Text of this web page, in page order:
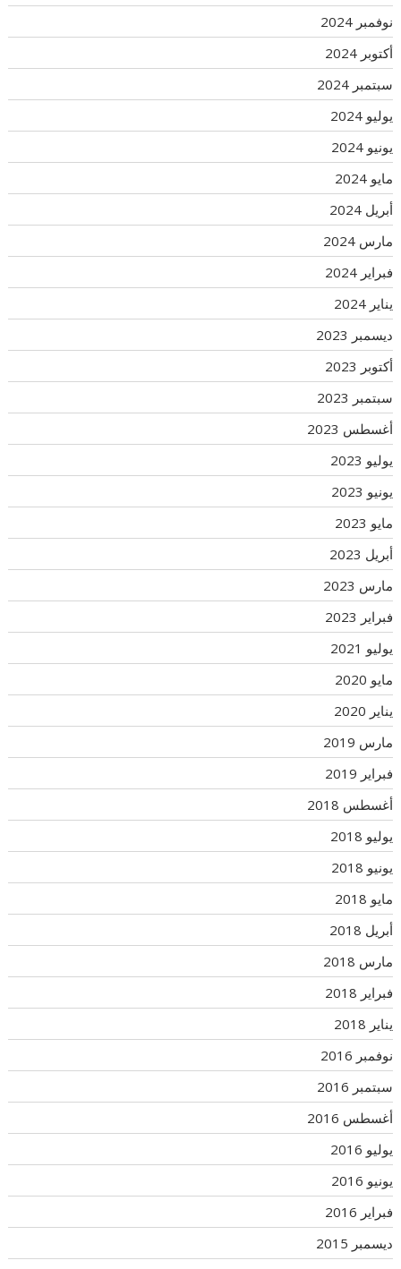
نوفمبر 2024
أكتوبر 2024
سبتمبر 2024
يوليو 2024
يونيو 2024
مايو 2024
أبريل 2024
مارس 2024
فبراير 2024
يناير 2024
ديسمبر 2023
أكتوبر 2023
سبتمبر 2023
أغسطس 2023
يوليو 2023
يونيو 2023
مايو 2023
أبريل 2023
مارس 2023
فبراير 2023
يوليو 2021
مايو 2020
يناير 2020
مارس 2019
فبراير 2019
أغسطس 2018
يوليو 2018
يونيو 2018
مايو 2018
أبريل 2018
مارس 2018
فبراير 2018
يناير 2018
نوفمبر 2016
سبتمبر 2016
أغسطس 2016
يوليو 2016
يونيو 2016
فبراير 2016
ديسمبر 2015